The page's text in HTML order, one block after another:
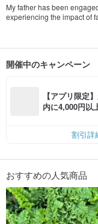
My father has been
experiencing the impact of
selling Taiwanese honey.
unmatched by foreign
and thumb finger of a full-
finally came to an end.
own brand of Bee Box, so
honey production. In
continue to send
box, my father's proud
hope for the new
We are a full-time
Three generations of full-
Royal Jelly]
開催中のキャンペーン
【アプリ限定
内に4,000円以
割引詳
おすすめの人気商品